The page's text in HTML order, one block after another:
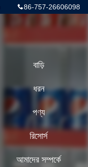
86-757-26606098
বাড়ি
ধরন
পণ্য
রিসোর্স
আমাদের সম্পর্কে